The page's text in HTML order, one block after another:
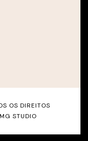
OS DIREITOS
MG STUDIO